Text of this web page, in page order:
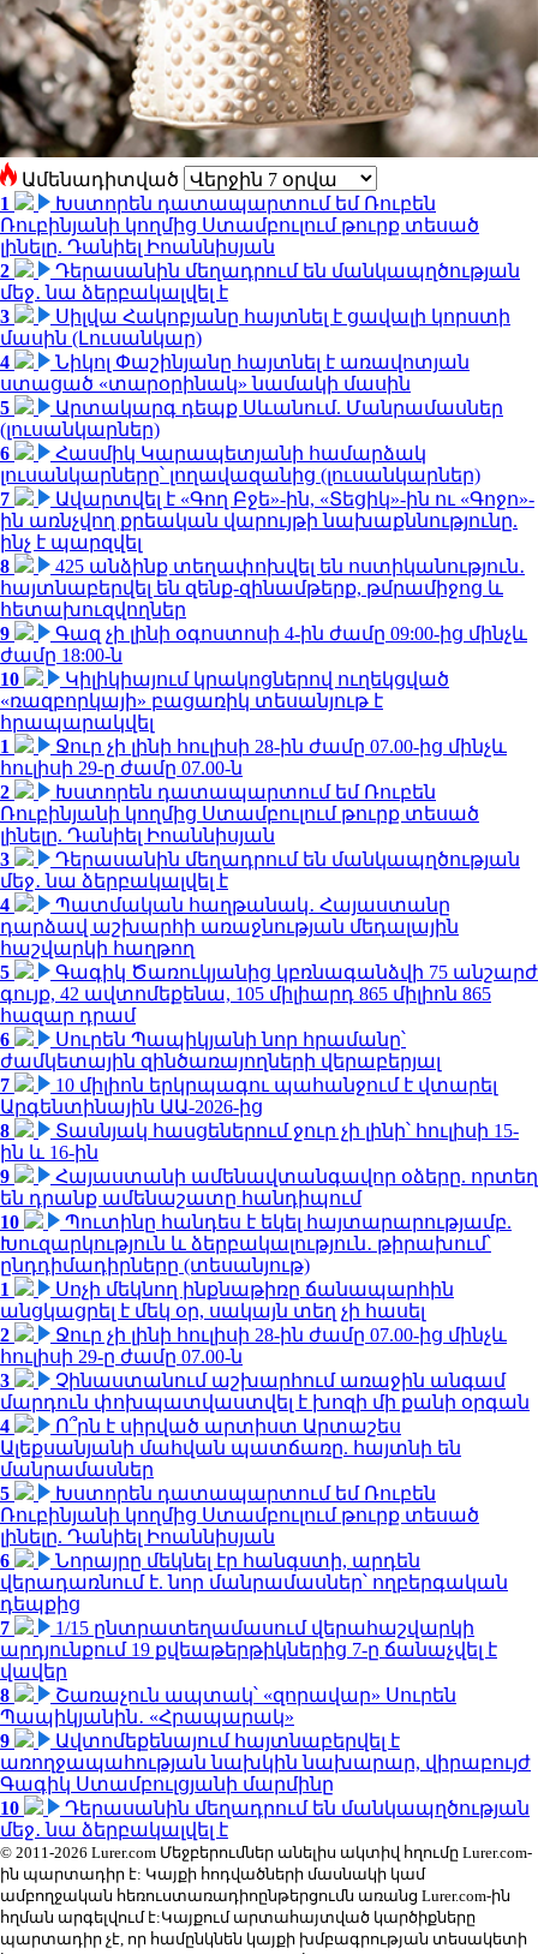
Ամենադիտված
1
Խստորեն դատապարտում եմ Ռուբեն
Ռուբինյանի կողմից Ստամբուլում թուրք տեսած
լինելը. Դանիել Իոաննիսյան
2
Դերասանին մեղադրում են մանկապղծության
մեջ․ նա ձերբակալվել է
3
Սիլվա Հակոբյանը հայտնել է ցավալի կորստի
մասին (Լուսանկար)
4
Նիկոլ Փաշինյանը հայտնել է առավոտյան
ստացած «տարօրինակ» նամակի մասին
5
Արտակարգ դեպք Սևանում. Մանրամասներ
(լուսանկարներ)
6
Հասմիկ Կարապետյանի համարձակ
լուսանկարները՝ լողավազանից (լուսանկարներ)
7
Ավարտվել է «Գող Բջե»-ին, «Տեցիկ»-ին ու «Գոջո»-
ին առնչվող քրեական վարույթի նախաքննությունը.
ինչ է պարզվել
8
425 անձինք տեղափոխվել են ոստիկանություն․
հայտնաբերվել են զենք-զինամթերք, թմրամիջոց և
հետախուզվողներ
9
Գազ չի լինի օգոստոսի 4-ին ժամը 09:00-ից մինչև
ժամը 18:00-ն
10
Կիլիկիայում կրակոցներով ուղեկցված
«ռազբորկայի» բացառիկ տեսանյութ է
հրապարակվել
1
Ջուր չի լինի հուլիսի 28-ին ժամը 07.00-ից մինչև
հուլիսի 29-ը ժամը 07.00-ն
2
Խստորեն դատապարտում եմ Ռուբեն
Ռուբինյանի կողմից Ստամբուլում թուրք տեսած
լինելը. Դանիել Իոաննիսյան
3
Դերասանին մեղադրում են մանկապղծության
մեջ․ նա ձերբակալվել է
4
Պատմական հաղթանակ․ Հայաստանը
դարձավ աշխարհի առաջնության մեդալային
հաշվարկի հաղթող
5
Գագիկ Ծառուկյանից կբռնագանձվի 75 անշարժ
գույք, 42 ավտոմեքենա, 105 միլիարդ 865 միլիոն 865
հազար դրամ
6
Սուրեն Պապիկյանի նոր հրամանը՝
ժամկետային զինծառայողների վերաբերյալ
7
10 միլիոն երկրպագու պահանջում է վտարել
Արգենտինային ԱԱ-2026-ից
8
Տասնյակ հասցեներում ջուր չի լինի՝ հուլիսի 15-
ին և 16-ին
9
Հայաստանի ամենավտանգավոր օձերը. որտեղ
են դրանք ամենաշատը հանդիպում
10
Պուտինը հանդես է եկել հայտարարությամբ.
Խուզարկություն և ձերբակալություն․ թիրախում՝
ընդդիմադիրները (տեսանյութ)
1
Սոչի մեկնող ինքնաթիռը ճանապարհին
անցկացրել է մեկ օր, սակայն տեղ չի հասել
2
Ջուր չի լինի հուլիսի 28-ին ժամը 07.00-ից մինչև
հուլիսի 29-ը ժամը 07.00-ն
3
Չինաստանում աշխարհում առաջին անգամ
մարդուն փոխպատվաստվել է խոզի մի քանի օրգան
4
Ո՞րն է սիրված արտիստ Արտաշես
Ալեքսանյանի մահվան պատճառը. հայտնի են
մանրամասներ
5
Խստորեն դատապարտում եմ Ռուբեն
Ռուբինյանի կողմից Ստամբուլում թուրք տեսած
լինելը. Դանիել Իոաննիսյան
6
Նորայրը մեկնել էր հանգստի, արդեն
վերադառնում է. նոր մանրամասներ՝ ողբերգական
դեպքից
7
1/15 ընտրատեղամասում վերահաշվարկի
արդյունքում 19 քվեաթերթիկներից 7-ը ճանաչվել է
վավեր
8
Շառաչուն ապտակ՝ «զորավար» Սուրեն
Պապիկյանին․ «Հրապարակ»
9
Ավտոմեքենայում հայտնաբերվել է
առողջապահության նախկին նախարար, վիրաբույժ
Գագիկ Ստամբուլցյանի մարմինը
10
Դերասանին մեղադրում են մանկապղծության
մեջ․ նա ձերբակալվել է
© 2011-2026 Lurer.com Մեջբերումներ անելիս ակտիվ հղումը Lurer.com-
ին պարտադիր է: Կայքի հոդվածների մասնակի կամ
ամբողջական հեռուստառադիոընթերցումն առանց Lurer.com-ին
հղման արգելվում է:Կայքում արտահայտված կարծիքները
պարտադիր չէ, որ համընկնեն կայքի խմբագրության տեսակետի